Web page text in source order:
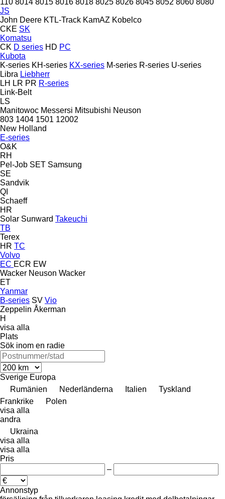
JS
John Deere KTL-Track KamAZ Kobelco
CKE SK
Komatsu
CK D series HD PC
Kubota
K-series KH-series KX-series M-series R-series U-series
Libra Liebherr
LH LR PR R-series
Link-Belt
LS
Manitowoc Messersi Mitsubishi Neuson
803 1404 1501 12002
New Holland
E-series
O&K
RH
Pel-Job SET Samsung
SE
Sandvik
QI
Schaeff
HR
Solar Sunward Takeuchi
TB
Terex
HR TC
Volvo
EC ECR EW
Wacker Neuson Wacker
ET
Yanmar
B-series SV Vio
Zeppelin Åkerman
H
visa alla
Plats
Sök inom en radie
Sverige Europa
Rumänien
Nederländerna Italien
Tyskland
Frankrike
Polen
visa alla
andra
Ukraina
visa alla
visa alla
Pris
–
Annonstyp